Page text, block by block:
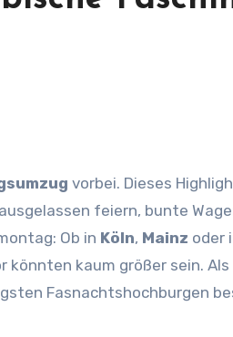
vorbei. Dieses
feiern, bunte
Ob in Köln, Mainz oder
könnten kaum größer sein.
Fasnachtshochburgen